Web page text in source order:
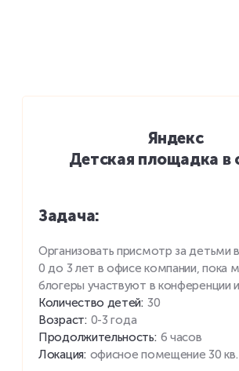
Яндекс
Детская площадка в
Задача:
Организовать присмотр за детьми
0 до 3 лет в офисе компании, пока
блогеры участвуют в конференции
Количество детей: 30
Возраст: 0-3 года
Продолжительность: 6 часов
Локация: офисное помещение 30